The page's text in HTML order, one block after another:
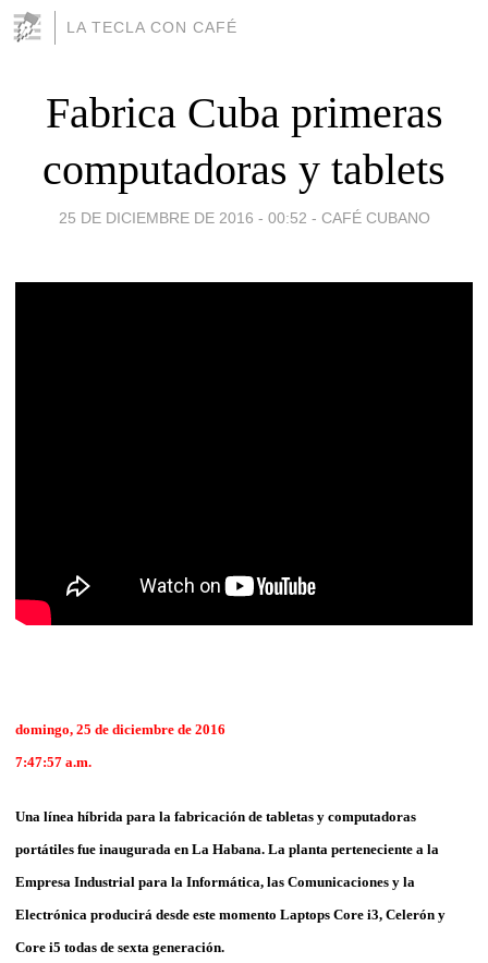
LA TECLA CON CAFÉ
Fabrica Cuba primeras
computadoras y tablets
25 DE DICIEMBRE DE 2016 - 00:52 - CAFÉ CUBANO
domingo, 25 de diciembre de 2016
7:47:57 a.m.
Una línea híbrida para la fabricación de tabletas y computadoras
portátiles fue inaugurada en La Habana. La planta perteneciente a la
Empresa Industrial para la Informática, las Comunicaciones y la
Electrónica producirá desde este momento Laptops Core i3, Celerón y
Core i5 todas de sexta generación.